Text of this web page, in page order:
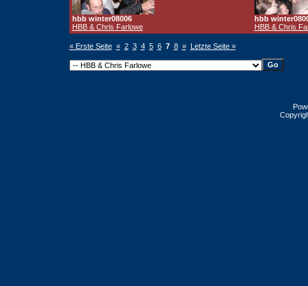
hbb winter08006
HBB & Chris Farlowe
hbb
HBB & Chris
« Erste Seite « 2 3 4 5 6 7 8 » Letzte Seite »